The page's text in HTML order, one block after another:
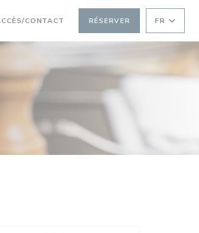
FENÊTRE))
UNE NOUVELLE FENÊTRE))
CONTACT RÉSERVER FR